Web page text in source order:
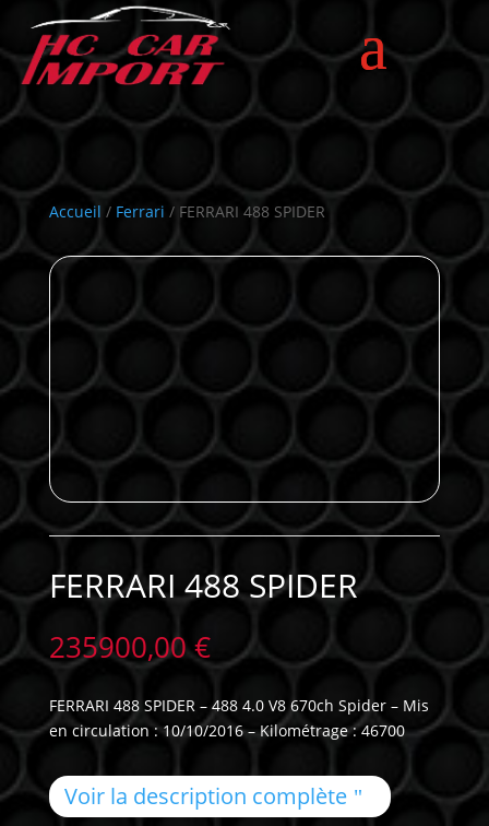
Accueil / Ferrari / FERRARI 488 SPIDER
FERRARI 488 SPIDER
235900,00€
FERRARI 488 SPIDER – 488 4.0 V8 670ch Spider – Mis
en circulation : 10/10/2016 – Kilométrage : 46700
Voir la description complète